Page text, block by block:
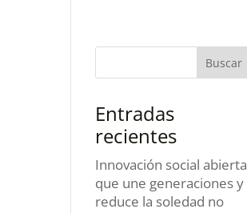
Entradas
recientes
Innovación social abierta
que une generaciones y
reduce la soledad no